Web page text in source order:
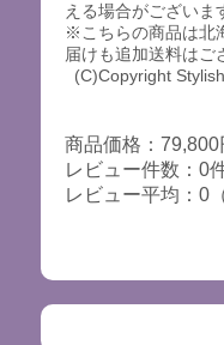
える場合がございま
※こちらの商品は北
届けも追加送料はご
(C)Copyright
商品価格：79,800
レビュー件数：0
レビュー平均：0